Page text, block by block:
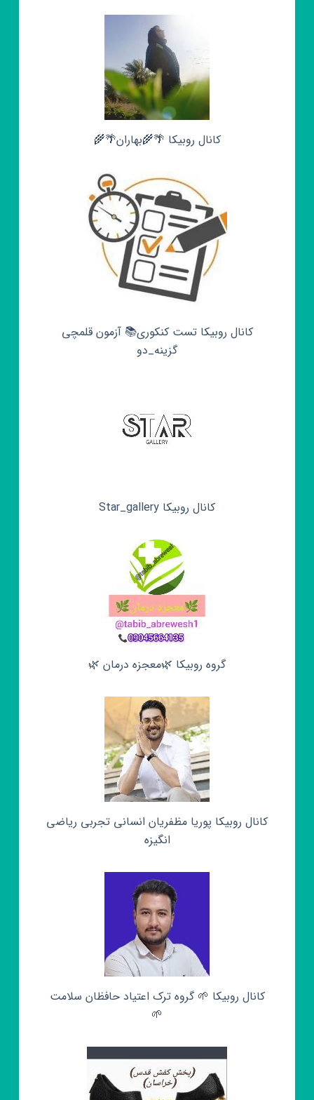
کانال روبیکا 🌴🌾بهاران🌴🌾
کانال روبیکا تست کنکوری📚 آزمون قلمچی‌‌
گزینه_دو
کانال روبیکا Star_gallery
گروه روبیکا 🌿معجزه درمان 🌿
کانال روبیکا پوریا مظفریان انسانی تجربی ریاضی
انگیزه
کانال روبیکا 🌱 گروه ترک اعتیاد حافظان سلامت
🌱